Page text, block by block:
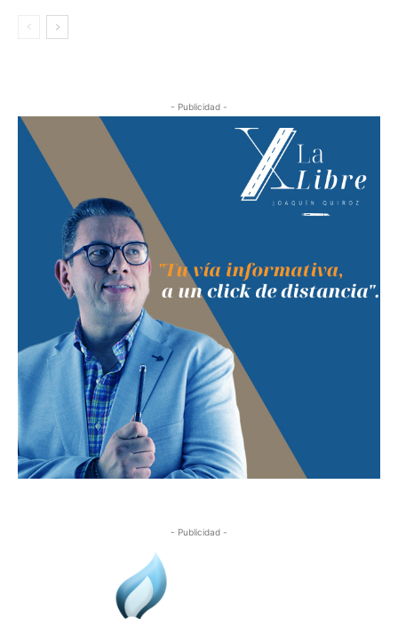
- Publicidad -
- Publicidad -